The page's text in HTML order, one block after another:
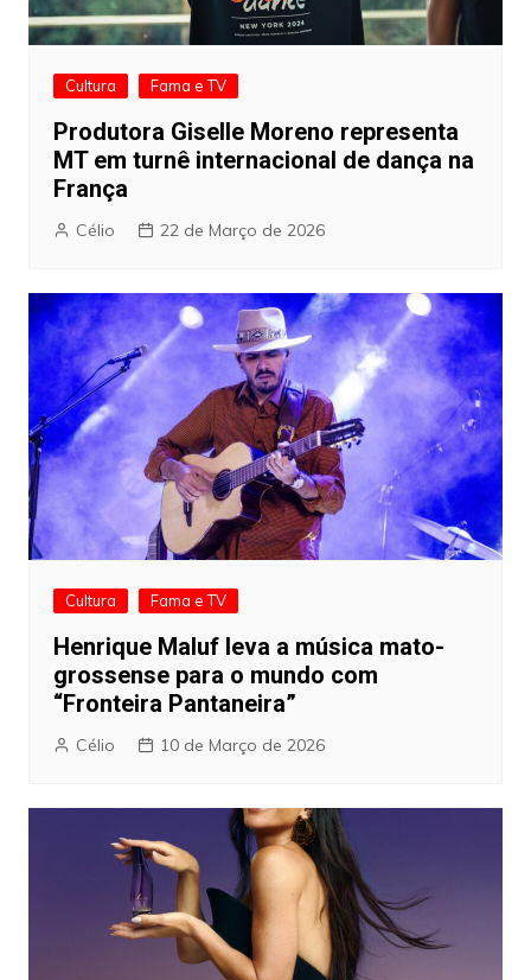
Cultura Fama e TV
Produtora Giselle Moreno representa
MT em turnê internacional de dança na
França
Célio 22 de Março de 2026
Cultura Fama e TV
Henrique Maluf leva a música mato-
grossense para o mundo com
“Fronteira Pantaneira”
Célio 10 de Março de 2026